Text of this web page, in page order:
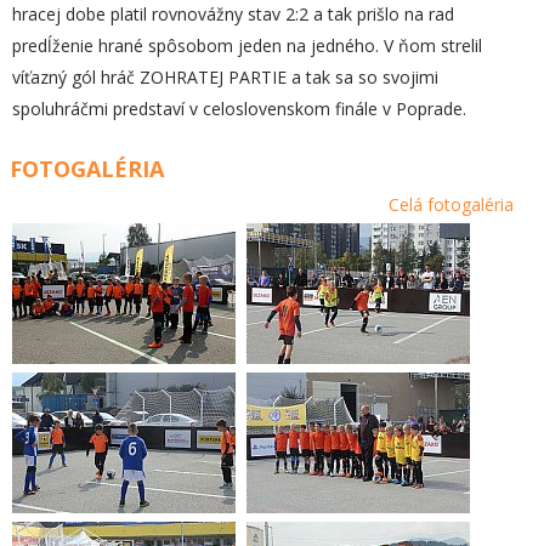
hracej dobe platil rovnovážny stav 2:2 a tak prišlo na rad
predĺženie hrané spôsobom jeden na jedného. V ňom strelil
víťazný gól hráč ZOHRATEJ PARTIE a tak sa so svojimi
spoluhráčmi predstaví v celoslovenskom finále v Poprade.
FOTOGALÉRIA
Celá fotogaléria